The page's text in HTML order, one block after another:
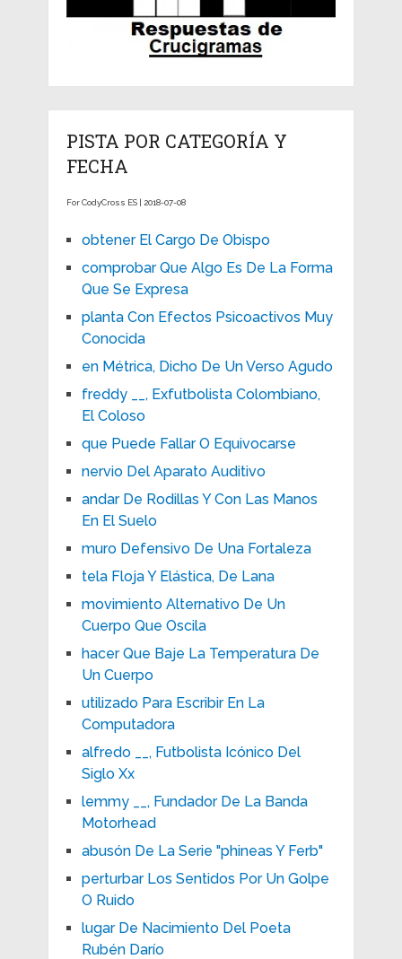
PISTA POR CATEGORÍA Y
FECHA
For CodyCross ES | 2018-07-08
obtener El Cargo De Obispo
comprobar Que Algo Es De La Forma
Que Se Expresa
planta Con Efectos Psicoactivos Muy
Conocida
en Métrica, Dicho De Un Verso Agudo
freddy __, Exfutbolista Colombiano,
El Coloso
que Puede Fallar O Equivocarse
nervio Del Aparato Auditivo
andar De Rodillas Y Con Las Manos
En El Suelo
muro Defensivo De Una Fortaleza
tela Floja Y Elástica, De Lana
movimiento Alternativo De Un
Cuerpo Que Oscila
hacer Que Baje La Temperatura De
Un Cuerpo
utilizado Para Escribir En La
Computadora
alfredo __, Futbolista Icónico Del
Siglo Xx
lemmy __, Fundador De La Banda
Motorhead
abusón De La Serie "phineas Y Ferb"
perturbar Los Sentidos Por Un Golpe
O Ruido
lugar De Nacimiento Del Poeta
Rubén Darío